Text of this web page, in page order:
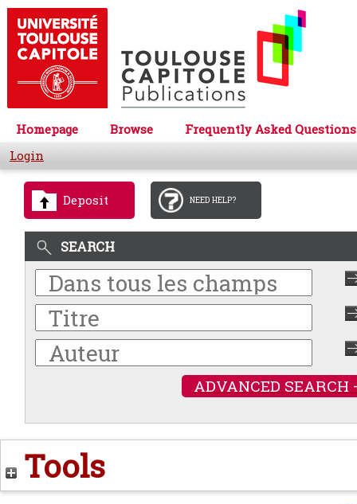
Homepage Browse
Frequently Asked Questions
Login
Deposit NEED HELP?
SEARCH
ADVANCED SEARCH
Tools